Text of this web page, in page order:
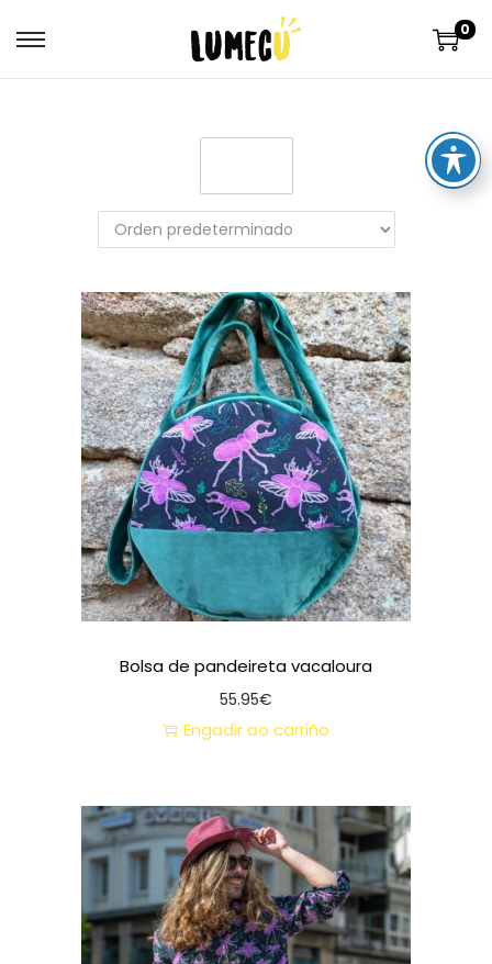
0
Bolsa de pandeireta vacaloura
55.95€
Engadir ao carriño